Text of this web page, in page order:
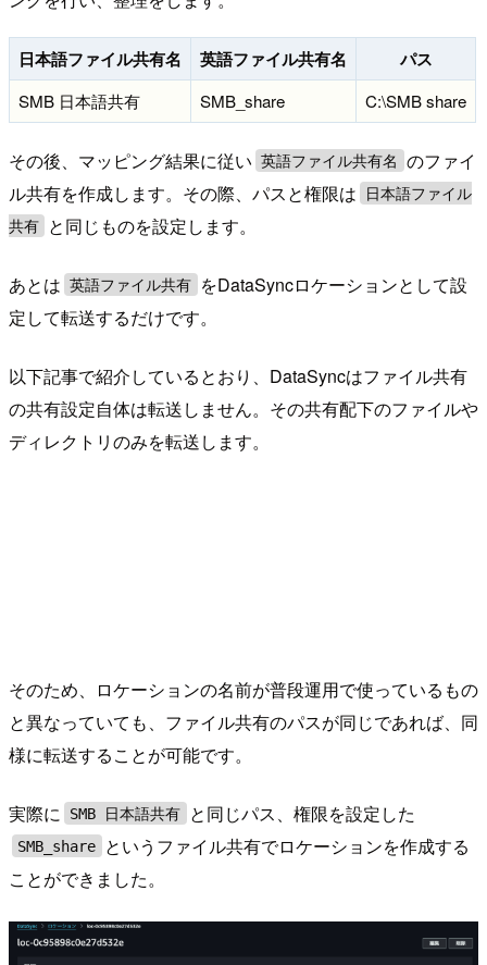
日本語ファイル共有名 英語ファイル共有名 パス
SMB 日本語共有 SMB_share C:\SMB share
その後、マッピング結果に従い 英語ファイル共有名
のファイ
ル共有を作成します。その際、パスと権限は
日本語ファイル
共有
と同じものを設定します。
あとは 英語ファイル共有
をDataSyncロケーションとして設
定して転送するだけです。
以下記事で紹介しているとおり、DataSyncはファイル共有
の共有設定自体は転送しません。その共有配下のファイルや
ディレクトリのみを転送します。
そのため、ロケーションの名前が普段運用で使っているもの
と異なっていても、ファイル共有のパスが同じであれば、同
様に転送することが可能です。
実際に SMB 日本語共有 と同じパス、権限を設定した
SMB_share
というファイル共有でロケーションを作成する
ことができました。